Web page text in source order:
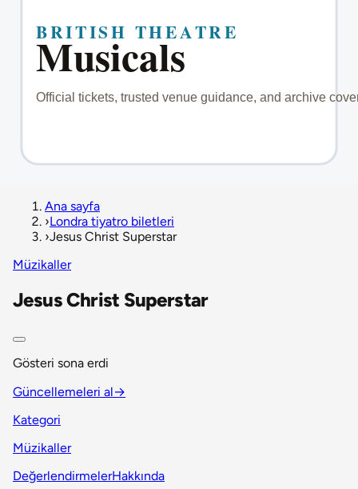
Ana sayfa
›Londra tiyatro biletleri
›Jesus Christ Superstar
Müzikaller
Jesus Christ Superstar
Gösteri sona erdi
Güncellemeleri al→
Kategori
Müzikaller
DeğerlendirmelerHakkında